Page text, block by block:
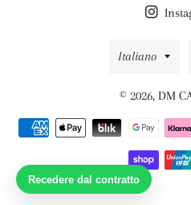
Lingua
Italiano
© 2026, DM
di